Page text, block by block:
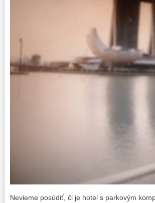
Nevieme posúdiť, či je hotel s parkovým